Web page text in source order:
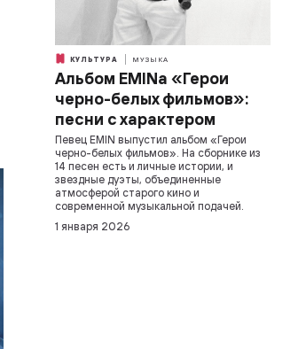
КУЛЬТУРА МУЗЫКА
Альбом EMINa «Герои
черно-белых фильмов»:
песни с характером
Певец EMIN выпустил альбом «Герои
черно-белых фильмов». На сборнике из
14 песен есть и личные истории, и
звездные дуэты, объединенные
атмосферой старого кино и
современной музыкальной подачей.
1 января 2026